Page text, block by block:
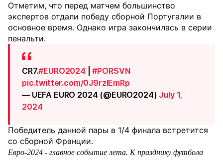
Отметим, что перед матчем большинство
экспертов отдали победу сборной Португалии в
основное время. Однако игра закончилась в серии
пенальти.
CR7.#EURO2024 |#PORSVN
pic.twitter.com/0J9rzIEmRp
— UEFA EURO 2024 (@EURO2024) July 1,
2024
Победитель данной пары в 1/4 финала встретится
со сборной Франции.
Евро-2024 - главное событие лета. К празднику футбола